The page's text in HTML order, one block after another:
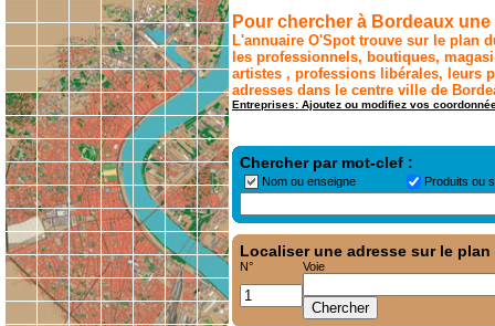
Pour chercher à Bordeaux
L'annuaire O'Spot trouve sur le plan
les professionnels, boutiques,
artistes , professions libérales, leurs
adresses dans le centre ville de
Entreprises: Ajoutez ou modifiez vos
Chercher par mot-clef :
Nom ou enseigne Produits ou
Localiser une adresse sur le
N° Voie